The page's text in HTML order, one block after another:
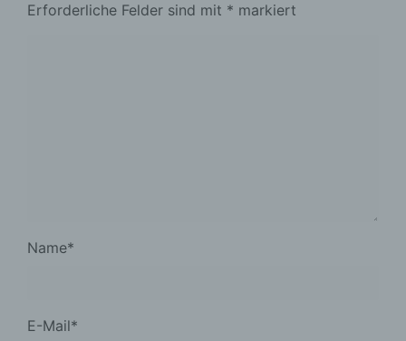
Erforderliche Felder sind mit * markiert
Name*
E-Mail*